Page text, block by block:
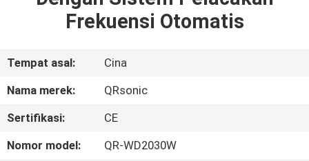
KAMI
PABRIK
Frekuensi Otomatis
Tempat asal:
Cina
Nama merek:
QRsonic
Sertifikasi:
CE
Nomor model:
QR-WD2030W